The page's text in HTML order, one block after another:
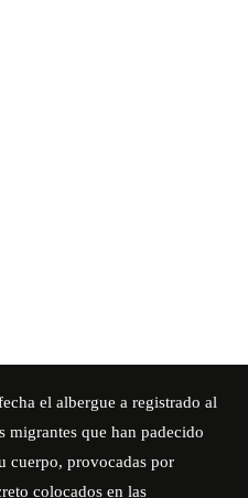
el albergue a registrado al
migrantes que han padecido
cuerpo, provocadas por
colocados en las